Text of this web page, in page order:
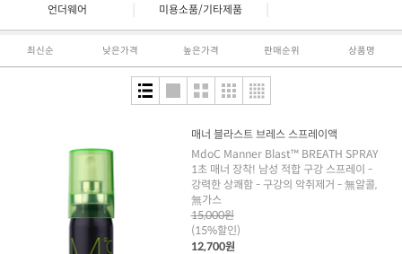
언더웨어 미용소품/기타제품
최신순 낮은가격 높은가격 판매순위 상품명
매너 블라스트 브레스 스프레이액
MdoC Manner Blast™ BREATH SPRAY
1초 매너 장착! 남성 적합 구강 스프레이 -
강력한 상쾌함 - 구강의 악취제거 - 無알콜,
無가스
15,000원
(15%할인)
12,700원